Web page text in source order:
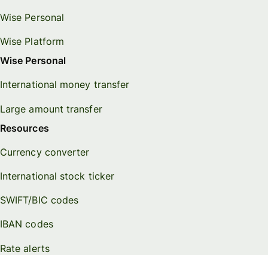
Wise Personal
Wise Platform
Wise Personal
International money transfer
Large amount transfer
Resources
Currency converter
International stock ticker
SWIFT/BIC codes
IBAN codes
Rate alerts